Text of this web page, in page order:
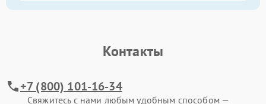
Контакты
+7 (800) 101-16-34
Свяжитесь с нами любым удобным способом —